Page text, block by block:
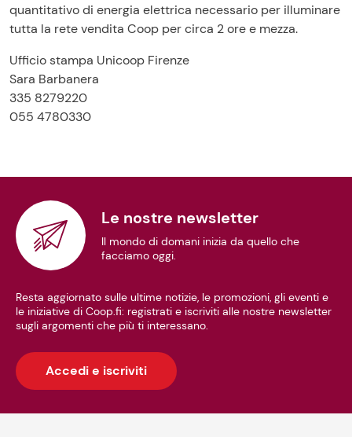
quantitativo di energia elettrica necessario per illuminare
tutta la rete vendita Coop per circa 2 ore e mezza.
Ufficio stampa Unicoop Firenze
Sara Barbanera
335 8279220
055 4780330
Le nostre newsletter
Il mondo di domani inizia da quello che
facciamo oggi.
Resta aggiornato sulle ultime notizie, le promozioni, gli eventi e
le iniziative di Coop.fi: registrati e iscriviti alle nostre newsletter
sugli argomenti che più ti interessano.
Accedi e iscriviti